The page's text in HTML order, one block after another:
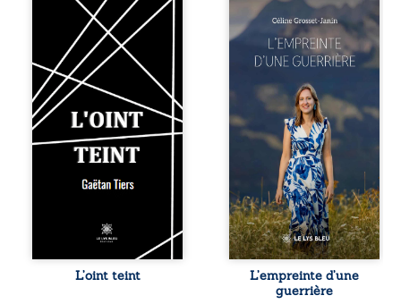
Une rencontre :
celle du fond à sa
forme, prenant
corps aux
singularités d’un
être. De sa courte
vie durant, son
existence heurte
la supériorité de
ses appétences
littéraires à ses
contrariétés
intérieures. L’oint
rendez-vous
schizophrénique
qui offre un
monde de
mystères humains,
L’oint teint
Que reste-t-il de
l’enfance lorsque
la maladie impose
ses propres règles
? L’empreinte
d’une guerrière
livre, sans détour,
le récit d’un
quotidien
bouleversé par la
maladie
chronique,
l’errance médicale
et de longues
hospitalisations.
L’auteure y
raconte ce que les
dossiers médicaux
taisent : la peur,
l’isolement,
L’empreinte d’une
guerrière